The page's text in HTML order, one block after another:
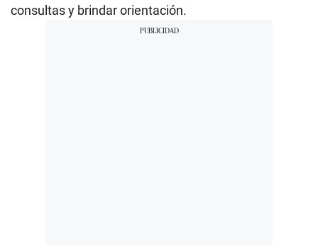
consultas y brindar orientación.